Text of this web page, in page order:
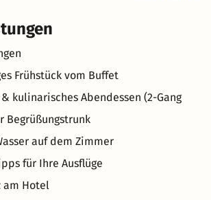
- Samstag) und in den warmen
neuer, gemütlicher Biergarten
kühle Getränke an. Runden Sie Ihren
Bummel durch die Lingener Innenstadt
auf Ihren Besuch!
Frühstück vom Buffet
kulinarisches Abendessen (2-Gang
Begrüßungstrunk
auf dem Zimmer
für Ihre Ausflüge
am Hotel